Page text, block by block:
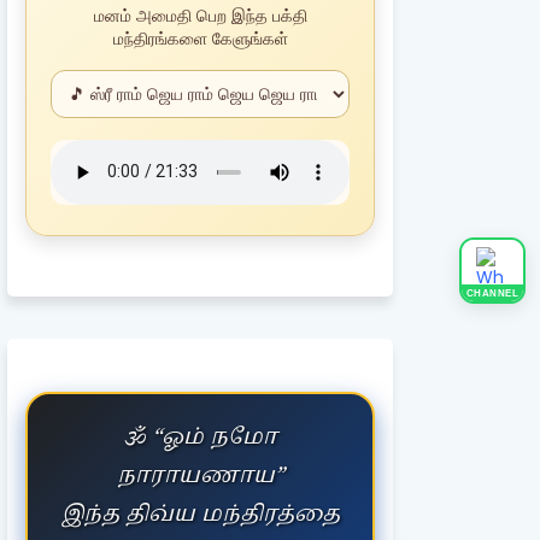
மனம் அமைதி பெற இந்த பக்தி
மந்திரங்களை கேளுங்கள்
🕉️ “ஓம் நமோ
நாராயணாய”
இந்த திவ்ய மந்திரத்தை
CHANNEL